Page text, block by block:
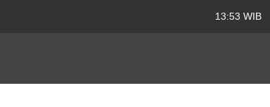
13:53 WIB